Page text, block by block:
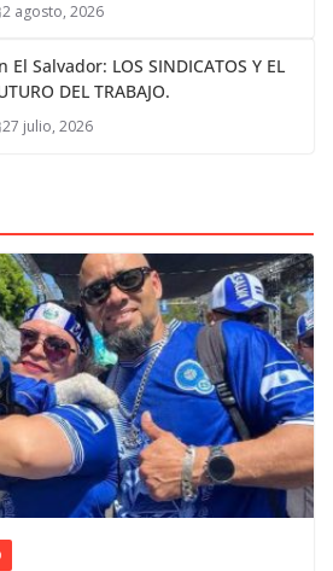
2 agosto, 2026
El Salvador: LOS SINDICATOS Y EL
DEL TRABAJO.
27 julio, 2026